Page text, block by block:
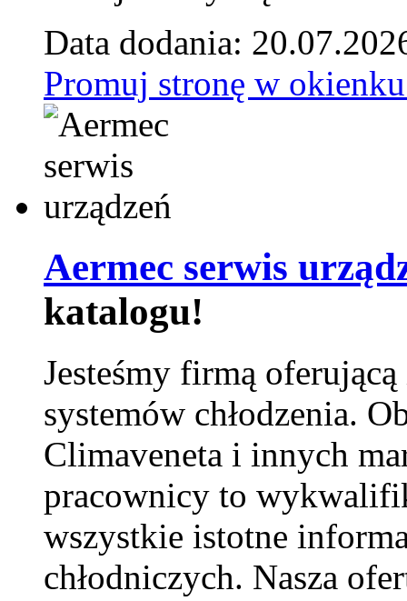
Data dodania:
Promuj stronę w
Aermec serwis
katalogu!
Jesteśmy firmą
systemów chłodzenia.
Climaveneta i innych
pracownicy to
wszystkie istotne
chłodniczych. Nasza